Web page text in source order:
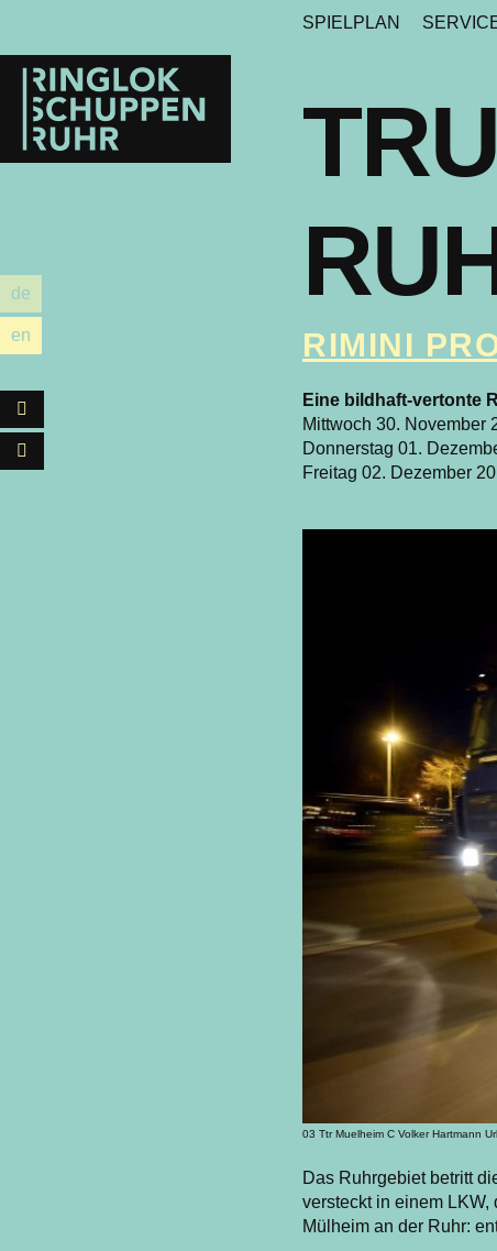
Ringlokschuppen
Ruhr
de
en
SPIELPLAN
RIMINI
Eine bildhaft-vertonte
Mittwoch 30. November
Donnerstag 01.
Freitag 02. Dezember
03 Ttr Muelheim C Volker Hartmann
Das Ruhrgebiet betritt
versteckt in einem
Mülheim an der Ruhr: